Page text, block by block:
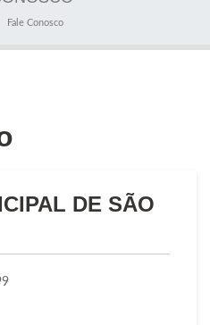
Fale Conosco
DE SÃO